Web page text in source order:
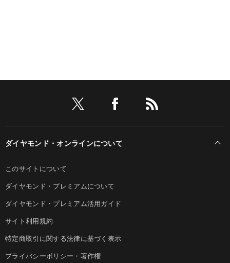
ダイヤモンド・オンラインについて
このサイトについて
ダイヤモンド・プレミアムについて
ダイヤモンド・プレミアム活用ガイド
サイト利用規約
特定商取引に関する法律に基づく表示
プライバシーポリシー・著作権